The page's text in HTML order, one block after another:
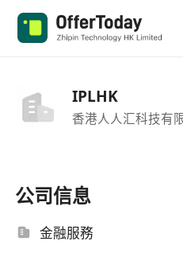
IPLHK
香港人人汇科技有
公司信息
金融服務